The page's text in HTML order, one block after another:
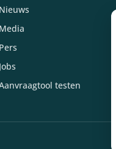
Nieuws
Media
Pers
Jobs
testen